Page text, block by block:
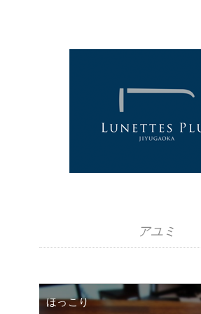
アユミ
ほっこり